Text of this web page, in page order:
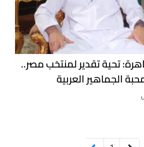
تحية تقدير لمنتخب مصر..
الجماهير العربية